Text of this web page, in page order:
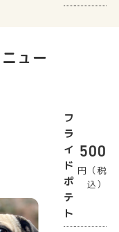
ュー
フ
ラ
イ
ド
ポ
テ
ト
500
円（税
込）